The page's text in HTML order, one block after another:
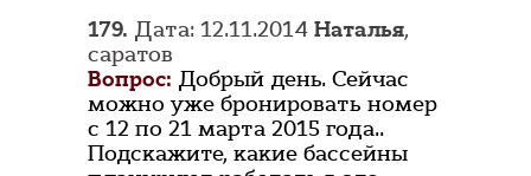
179. Дата: 12.11.2014 Наталья,
саратов
Вопрос: Добрый день. Сейчас
можно уже бронировать номер
с 12 по 21 марта 2015 года..
Подскажите, какие бассейны